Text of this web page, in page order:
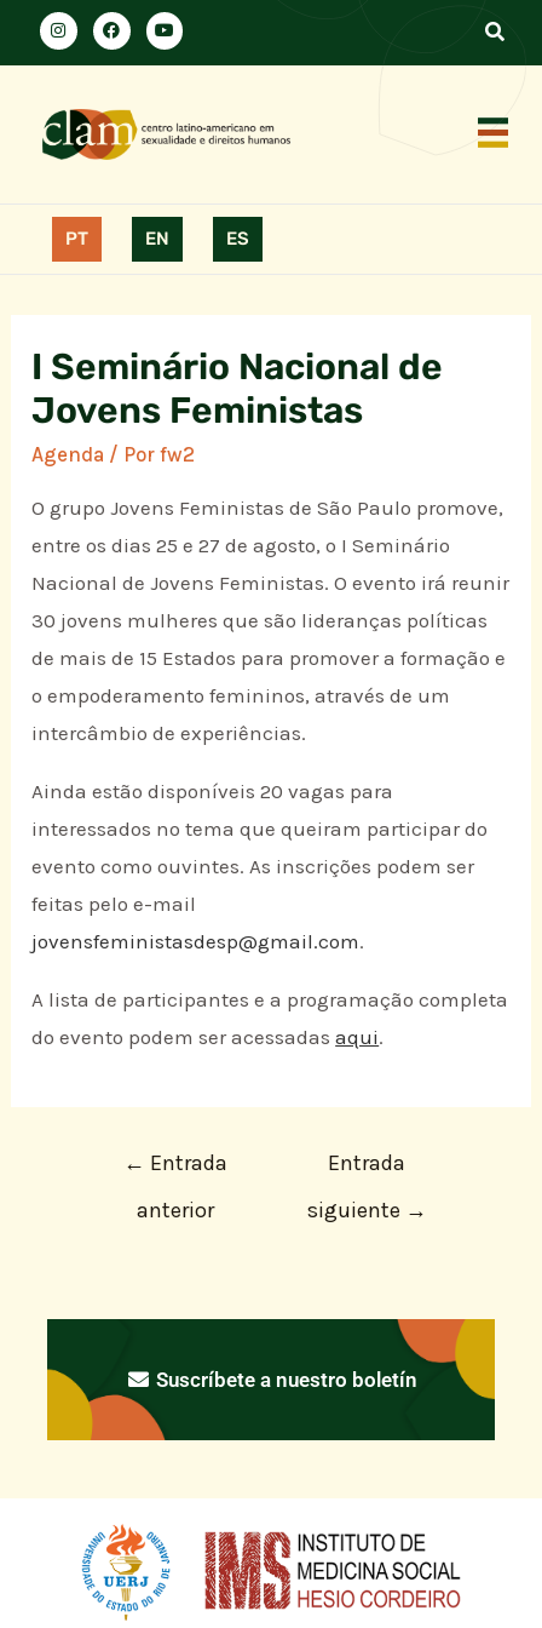
PT EN ES
I Seminário Nacional de
Jovens Feministas
Agenda / Porfw2
O grupo Jovens Feministas de São Paulo promove,
entre os dias 25 e 27 de agosto, o I Seminário
Nacional de Jovens Feministas. O evento irá reunir
30 jovens mulheres que são lideranças políticas
de mais de 15 Estados para promover a formação e
o empoderamento femininos, através de um
intercâmbio de experiências.
Ainda estão disponíveis 20 vagas para
interessados no tema que queiram participar do
evento como ouvintes. As inscrições podem ser
feitas pelo e-mail
jovensfeministasdesp@gmail.com.
A lista de participantes e a programação completa
do evento podem ser acessadasaqui.
← Entrada
anterior
Entrada
siguiente →
Suscríbete a nuestro boletín